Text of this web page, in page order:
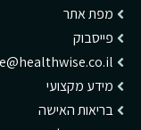
מפת אתר
פייסבוק
מידע מקצועי
בריאות האישה